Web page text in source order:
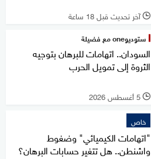
l آخر تحديث قبل 18 ساعة
ستوديوone مع فضيلة
السودان.. اتهامات للبرهان بتوجيه
الثروة إلى تمويل الحرب
l 5 أغسطس 2026
خاص
"اتهامات الكيميائي" وضغوط
واشنطن.. هل تتغير حسابات البرهان؟